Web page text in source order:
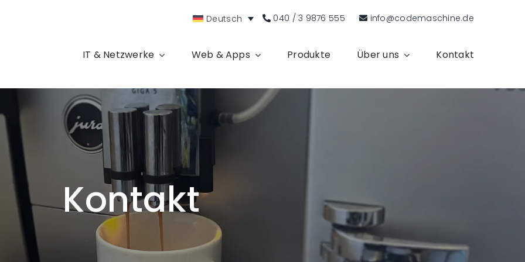
Deutsch 040 / 3 9876 555 info@codemaschine.de
IT & Netzwerke Web & Apps Produkte Über uns Kontakt
Kontakt